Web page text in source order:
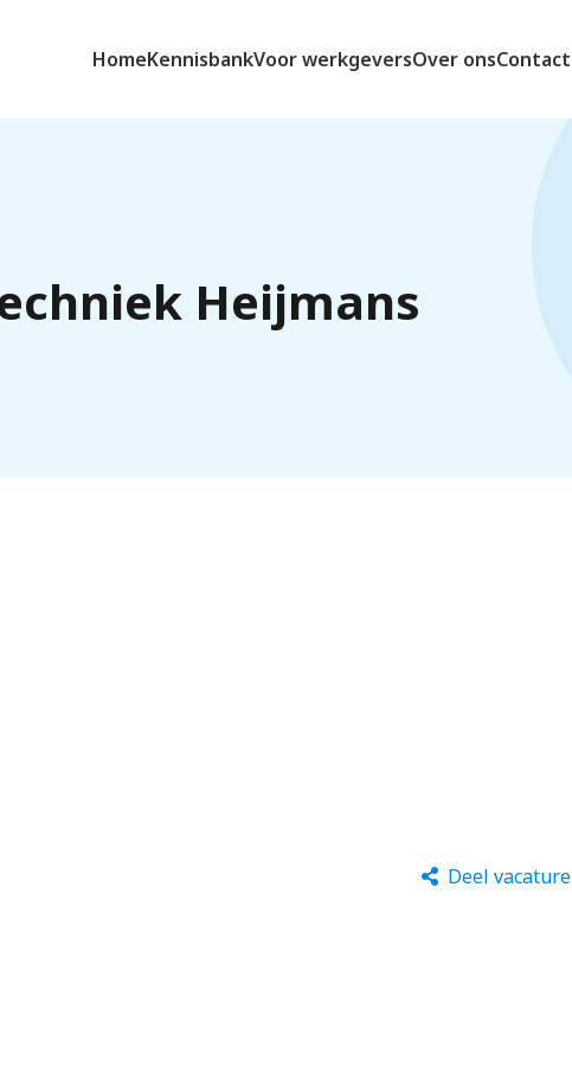
HomeKennisbankVoor werkgeversOver onsContact
Heijmans
Deel vacature